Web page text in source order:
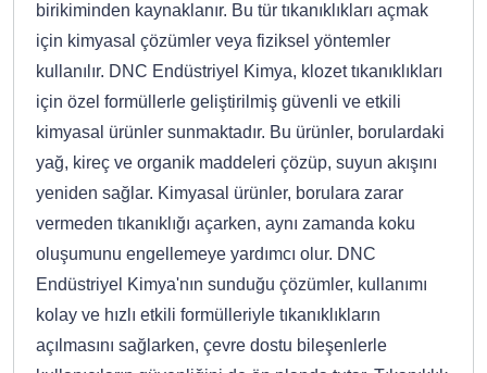
birikiminden kaynaklanır. Bu tür tıkanıklıkları açmak
için kimyasal çözümler veya fiziksel yöntemler
kullanılır. DNC Endüstriyel Kimya, klozet tıkanıklıkları
için özel formüllerle geliştirilmiş güvenli ve etkili
kimyasal ürünler sunmaktadır. Bu ürünler, borulardaki
yağ, kireç ve organik maddeleri çözüp, suyun akışını
yeniden sağlar. Kimyasal ürünler, borulara zarar
vermeden tıkanıklığı açarken, aynı zamanda koku
oluşumunu engellemeye yardımcı olur. DNC
Endüstriyel Kimya'nın sunduğu çözümler, kullanımı
kolay ve hızlı etkili formülleriyle tıkanıklıkların
açılmasını sağlarken, çevre dostu bileşenlerle